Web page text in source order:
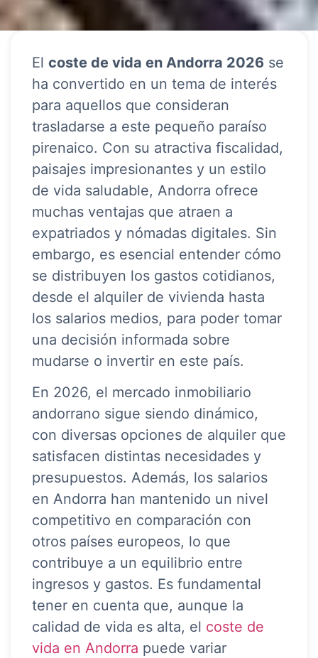
El coste de vida en Andorra 2026 se
ha convertido en un tema de interés
para aquellos que consideran
trasladarse a este pequeño paraíso
pirenaico. Con su atractiva fiscalidad,
paisajes impresionantes y un estilo
de vida saludable, Andorra ofrece
muchas ventajas que atraen a
expatriados y nómadas digitales. Sin
embargo, es esencial entender cómo
se distribuyen los gastos cotidianos,
desde el alquiler de vivienda hasta
los salarios medios, para poder tomar
una decisión informada sobre
mudarse o invertir en este país.
En 2026, el mercado inmobiliario
andorrano sigue siendo dinámico,
con diversas opciones de alquiler que
satisfacen distintas necesidades y
presupuestos. Además, los salarios
en Andorra han mantenido un nivel
competitivo en comparación con
otros países europeos, lo que
contribuye a un equilibrio entre
ingresos y gastos. Es fundamental
tener en cuenta que, aunque la
calidad de vida es alta, el coste de
vida en Andorra puede variar